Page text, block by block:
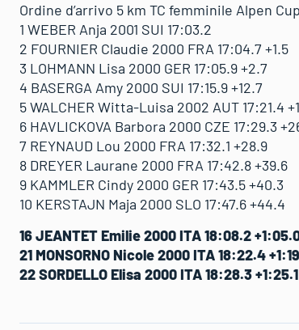
Ordine d’arrivo 5 km TC femminile Alpen
1 WEBER Anja 2001 SUI 17:03.2
2 FOURNIER Claudie 2000 FRA 17:04.7 +1.5
3 LOHMANN Lisa 2000 GER 17:05.9 +2.7
4 BASERGA Amy 2000 SUI 17:15.9 +12.7
5 WALCHER Witta-Luisa 2002 AUT 17:21.4
6 HAVLICKOVA Barbora 2000 CZE 17:29.3
7 REYNAUD Lou 2000 FRA 17:32.1 +28.9
8 DREYER Laurane 2000 FRA 17:42.8 +39.6
9 KAMMLER Cindy 2000 GER 17:43.5 +40.3
10 KERSTAJN Maja 2000 SLO 17:47.6 +44.4
16 JEANTET Emilie 2000 ITA 18:08.2
21 MONSORNO Nicole 2000 ITA 18:22.4
22 SORDELLO Elisa 2000 ITA 18:28.3 +1:25.1